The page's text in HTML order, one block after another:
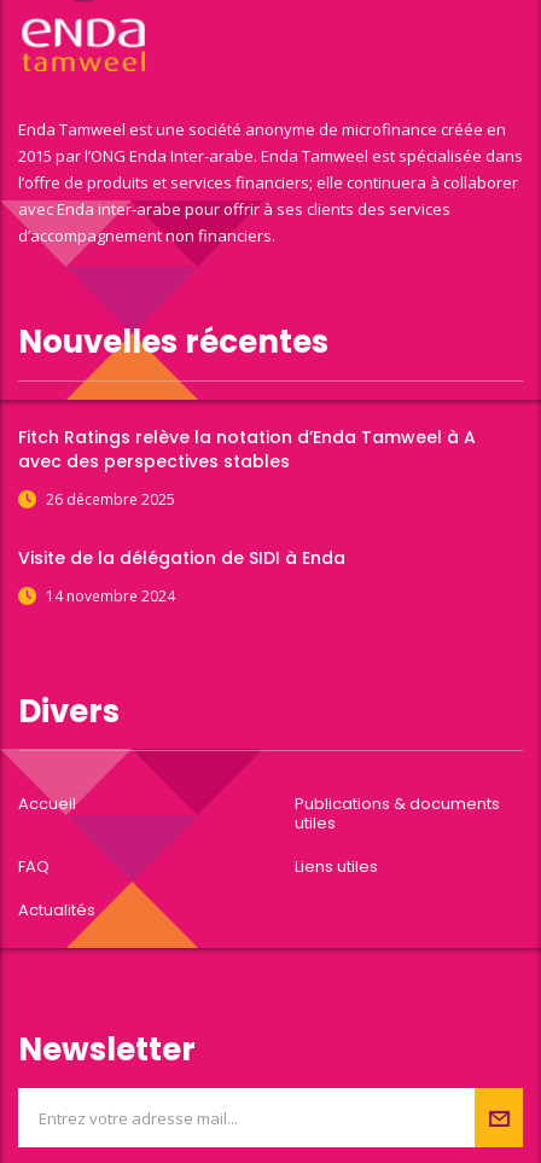
Enda Tamweel est une société anonyme de microfinance créée en
2015 par l’ONG Enda Inter-arabe. Enda Tamweel est spécialisée dans
l’offre de produits et services financiers; elle continuera à collaborer
avec Enda inter-arabe pour offrir à ses clients des services
d’accompagnement non financiers.
Nouvelles récentes
Fitch Ratings relève la notation d’Enda Tamweel à A
avec des perspectives stables
26 décembre 2025
Visite de la délégation de SIDI à Enda
14 novembre 2024
Divers
Accueil
Publications & documents
utiles
FAQ
Liens utiles
Actualités
Newsletter